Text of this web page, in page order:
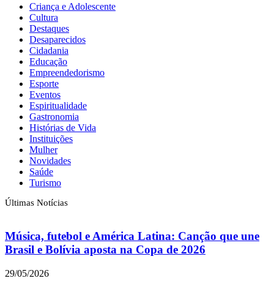
Criança e Adolescente
Cultura
Destaques
Desaparecidos
Cidadania
Educação
Empreendedorismo
Esporte
Eventos
Espiritualidade
Gastronomia
Histórias de Vida
Instituições
Mulher
Novidades
Saúde
Turismo
Últimas Notícias
Música, futebol e América Latina: Canção que une
Brasil e Bolívia aposta na Copa de 2026
29/05/2026